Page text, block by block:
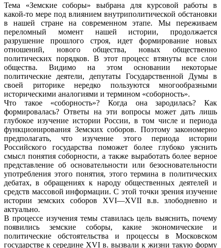
Тема «Земские соборы» выбрана для курсовой работы в
какой-то мере под влиянием внутриполитической обстановки
в нашей стране на современном этапе. Мы переживаем
переломный момент нашей истории, продолжается
разрушение прошлого строя, идет формирование новых
отношений, нового общества, новых общественно
политических порядков. В этот процесс втянуты все слои
общества. Видимо на этом основании некоторые
политические деятели, депутаты Государственной Думы в
своей риторике нередко пользуются многообразными
историческими аналогиями и термином «соборность».
Что такое «соборность»? Когда она зародилась? Как
формировалась? Ответы на эти вопросы может дать лишь
глубокое изучение истории России, в том числе и периода
функционирования Земских соборов. Поэтому закономерно
предполагать, что изучение этого периода истории
Российского государства поможет более глубоко уяснить
смысл понятия соборности, а также выработать более верное
представление об основательности или безосновательности
употребления этого понятия, этого термина в политических
дебатах, в обращениях к народу общественных деятелей и
средств массовой информации. С этой точки зрения изучение
истории земских соборов XVI—XVII в.в. злободневно и
актуально.
В процессе изучения темы ставилась цель выяснить, почему
появились земские соборы, какие экономические и
политические обстоятельства и процессы в Московском
государстве к середине XVI в. вызвали к жизни такую форму